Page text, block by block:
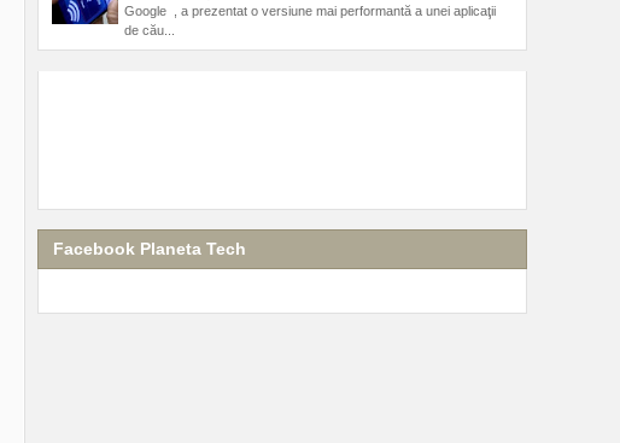
Google , a prezentat o versiune mai performantă a unei aplicaţii
de cău...
Facebook Planeta Tech